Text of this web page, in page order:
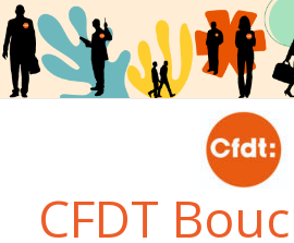
Passer
au
contenu
CFDT